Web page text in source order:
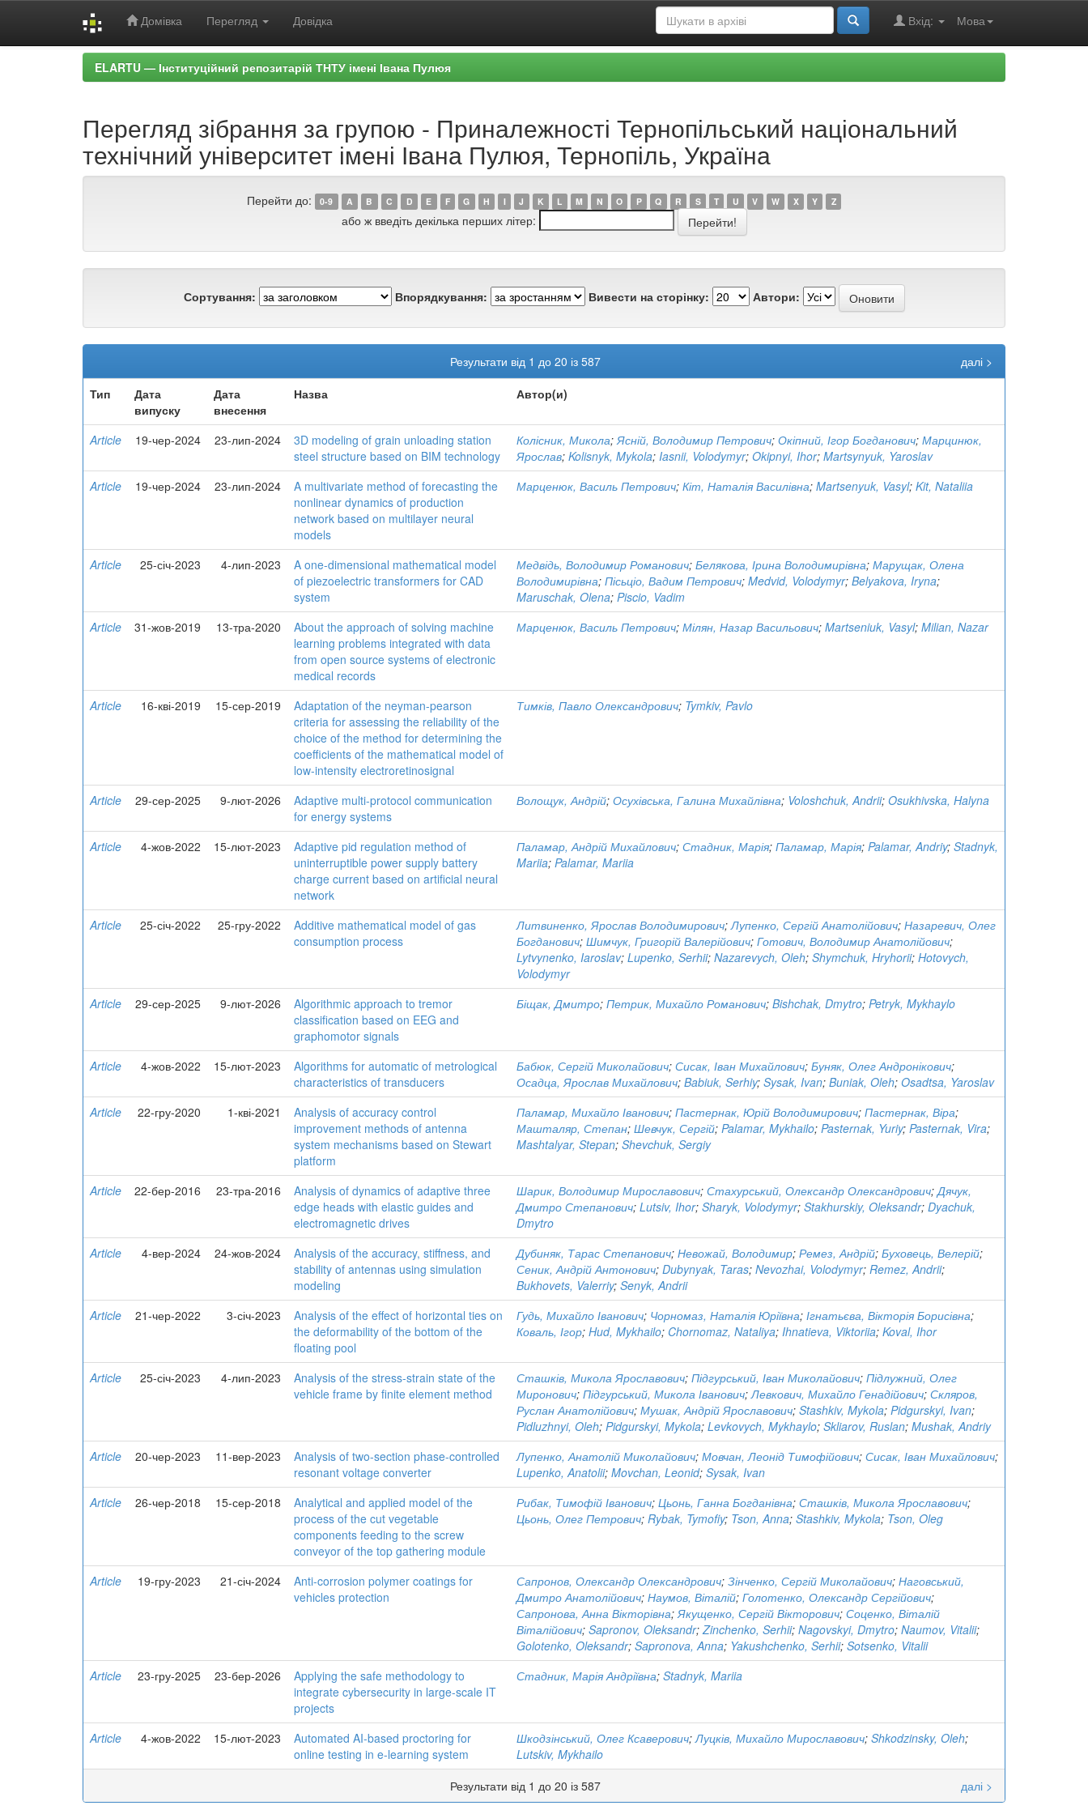
Домівка Перегляд Довідка Мова
Вхід:
ELARTU — Інституційний репозитарій ТНТУ імені Івана Пулюя
Перегляд зібрання за групою - Приналежності Тернопільський національний
технічний університет імені Івана Пулюя, Тернопіль, Україна
Перейти до: 0-9 A B C D E F G H I J K L M N O P Q R S T U V W X Y Z
або ж введіть декілька перших літер:
Сортування: Впорядкування: Вивести на сторінку: Автори:
Результати від 1 до 20 із 587
далі >
Тип
Дата
випуску
Дата
внесення
Назва Автор(и)
Article 19-чер-2024 23-лип-2024
3D modeling of grain unloading station
steel structure based on BIM technology
Колісник, Микола;Ясній, Володимир Петрович; Окіпний, Ігор Богданович; Марцинюк,
Ярослав; Kolisnyk, Mykola; Iasnii, Volodymyr; Okipnyi, Ihor; Martsynyuk, Yaroslav
Article
19-чер-2024 23-лип-2024
A multivariate method of forecasting the
nonlinear dynamics of production
network based on multilayer neural
models
Марценюк, Василь Петрович; Кіт, Наталія Василівна; Martsenyuk, Vasyl; Kit, Nataliia
Article 25-січ-2023 4-лип-2023
A one-dimensional mathematical model
of piezoelectric transformers for CAD
system
Медвідь, Володимир Романович; Белякова, Ірина Володимирівна; Марущак, Олена
Володимирівна; Пісьціо, Вадим Петрович; Medvid, Volodymyr; Belyakova, Iryna;
Maruschak, Olena; Piscio, Vadim
Article
31-жов-2019 13-тра-2020
About the approach of solving machine
learning problems integrated with data
from open source systems of electronic
medical records
Марценюк, Василь Петрович; Мілян, Назар Васильович; Martseniuk, Vasyl; Milian, Nazar
Article 16-кві-2019 15-сер-2019
Adaptation of the neyman-pearson
criteria for assessing the reliability of the
choice of the method for determining the
coefficients of the mathematical model of
low-intensity electroretinosignal
Тимків, Павло Олександрович; Tymkiv, Pavlo
Article 29-сер-2025 9-лют-2026
Adaptive multi-protocol communication
for energy systems
Волощук, Андрій; Осухівська, Галина Михайлівна; Voloshchuk, Andrii; Osukhivska, Halyna
Article 4-жов-2022 15-лют-2023
Adaptive pid regulation method of
uninterruptible power supply battery
charge current based on artificial neural
network
Паламар, Андрій Михайлович; Стадник, Марія; Паламар, Марія; Palamar, Andriy; Stadnyk,
Mariia; Palamar, Mariia
Article 25-січ-2022 25-гру-2022
Additive mathematical model of gas
consumption process
Литвиненко, Ярослав Володимирович;Лупенко, Сергій Анатолійович; Назаревич, Олег
Богданович; Шимчук, Григорій Валерійович; Готович, Володимир Анатолійович;
Lytvynenko, Iaroslav; Lupenko, Serhii; Nazarevych, Oleh; Shymchuk, Hryhorii; Hotovych,
Volodymyr
Article
29-сер-2025 9-лют-2026
Algorithmic approach to tremor
classification based on EEG and
graphomotor signals
Біщак, Дмитро; Петрик, Михайло Романович; Bishchak, Dmytro; Petryk, Mykhaylo
Article 4-жов-2022 15-лют-2023
Algorithms for automatic of metrological
characteristics of transducers
Бабюк, Сергій Миколайович; Сисак, Іван Михайлович; Буняк, Олег Андронікович;
Осадца, Ярослав Михайлович; Babiuk, Serhiy; Sysak, Ivan; Buniak, Oleh; Osadtsa, Yaroslav
Article
22-гру-2020 1-кві-2021
Analysis of accuracy control
improvement methods of antenna
system mechanisms based on Stewart
platform
Паламар, Михайло Іванович; Пастернак, Юрій Володимирович; Пастернак, Віра;
Машталяр, Степан; Шевчук, Сергій; Palamar, Mykhailo; Pasternak, Yuriy; Pasternak, Vira;
Mashtalyar, Stepan; Shevchuk, Sergiy
Article 22-бер-2016 23-тра-2016
Analysis of dynamics of adaptive three
edge heads with elastic guides and
electromagnetic drives
Шарик, Володимир Мирославович; Стахурський, Олександр Олександрович;Дячук,
Дмитро Степанович; Lutsiv, Ihor; Sharyk, Volodymyr; Stakhurskiy, Oleksandr; Dyachuk,
Dmytro
Article
4-вер-2024 24-жов-2024
Analysis of the accuracy, stiffness, and
stability of antennas using simulation
modeling
Дубиняк, Тарас Степанович; Невожай, Володимир; Ремез, Андрій; Буховець, Велерій;
Сеник, Андрій Антонович; Dubynyak, Taras; Nevozhai, Volodymyr; Remez, Andrii;
Bukhovets, Valerriy; Senyk, Andrii
Article
21-чер-2022 3-січ-2023
Analysis of the effect of horizontal ties on
the deformability of the bottom of the
floating pool
Гудь, Михайло Іванович; Чорномаз, Наталія Юріївна; Ігнатьєва, Вікторія Борисівна;
Коваль, Ігор; Hud, Mykhailo; Chornomaz, Nataliya; Ihnatieva, Viktoriia; Koval, Ihor
Article 25-січ-2023 4-лип-2023
Analysis of the stress-strain state of the
vehicle frame by finite element method
Сташків, Микола Ярославович; Підгурський, Іван Миколайович; Підлужний, Олег
Миронович; Підгурський, Микола Іванович;Левкович, Михайло Генадійович; Скляров,
Руслан Анатолійович; Мушак, Андрій Ярославович; Stashkiv, Mykola; Pidgurskyi, Ivan;
Pidluzhnyi, Oleh; Pidgurskyi, Mykola; Levkovych, Mykhaylo; Skliarov, Ruslan; Mushak, Andriy
Article
20-чер-2023 11-вер-2023
Analysis of two-section phase-controlled
resonant voltage converter
Лупенко, Анатолій Миколайович; Мовчан, Леонід Тимофійович; Сисак, Іван Михайлович;
Lupenko, Anatolii; Movchan, Leonid; Sysak, Ivan
Article
26-чер-2018 15-сер-2018
Analytical and applied model of the
process of the cut vegetable
components feeding to the screw
conveyor of the top gathering module
Рибак, Тимофій Іванович; Цьонь, Ганна Богданівна; Сташків, Микола Ярославович;
Цьонь, Олег Петрович; Rybak, Tymofiy; Tson, Anna; Stashkiv, Mykola; Tson, Oleg
Article 19-гру-2023 21-січ-2024
Anti-corrosion polymer coatings for
vehicles protection
Сапронов, Олександр Олександрович; Зінченко, Сергій Миколайович; Наговський,
Дмитро Анатолійович; Наумов, Віталій; Голотенко, Олександр Сергійович;
Сапронова, Анна Вікторівна;Якущенко, Сергій Вікторович; Соценко, Віталій
Віталійович; Sapronov, Oleksandr;Zinchenko, Serhii; Nagovskyi, Dmytro; Naumov, Vitalii;
Golotenko, Oleksandr; Sapronova, Anna; Yakushchenko, Serhii; Sotsenko, Vitalii
Article
23-гру-2025 23-бер-2026
Applying the safe methodology to
integrate cybersecurity in large-scale IT
projects
Стадник, Марія Андріївна; Stadnyk, Mariia
Article 4-жов-2022 15-лют-2023
Automated AI-based proctoring for
online testing in e-learning system
Шкодзінський, Олег Ксаверович;Луцків, Михайло Мирославович; Shkodzinsky, Oleh;
Lutskiv, Mykhailo
Результати від 1 до 20 із 587
далі >